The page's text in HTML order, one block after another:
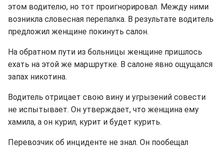
этом водителю, но тот проигнорировал. Между ними
возникла словесная перепалка. В результате водитель
предложил женщине покинуть салон.
На обратном пути из больницы женщине пришлось
ехать на этой же маршрутке. В салоне явно ощущался
запах никотина.
Водитель отрицает свою вину и угрызений совести
не испытывает. Он утверждает, что женщина ему
хамила, а он курил, курит и будет курить.
Перевозчик об инциденте не знал. Он пообещал